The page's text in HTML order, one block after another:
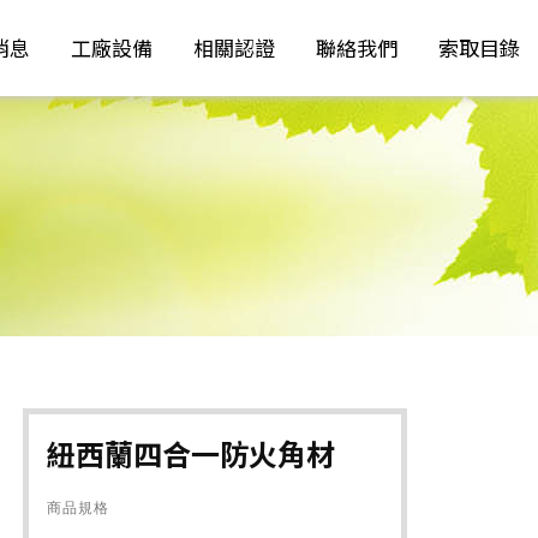
息 工廠設備 相關認證 聯絡我們 索取目錄
紐西蘭四合一防火角材
商品規格